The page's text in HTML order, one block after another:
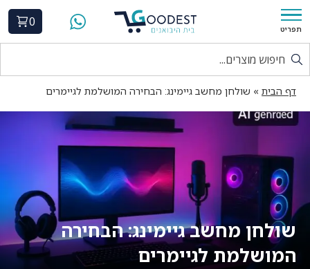
תפריט
0
דף הבית » שולחן מחשב גיימינג: הבחירה המושלמת לגיימרים
שולחן מחשב גיימינג: הבחירה
המושלמת לגיימרים